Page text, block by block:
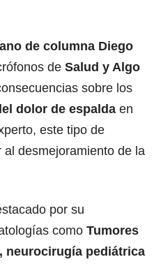
de columna Diego
de Salud y Algo
sobre los
dolor de espalda en
este tipo de
desmejoramiento de la
por su
como Tumores
neurocirugía pediátrica